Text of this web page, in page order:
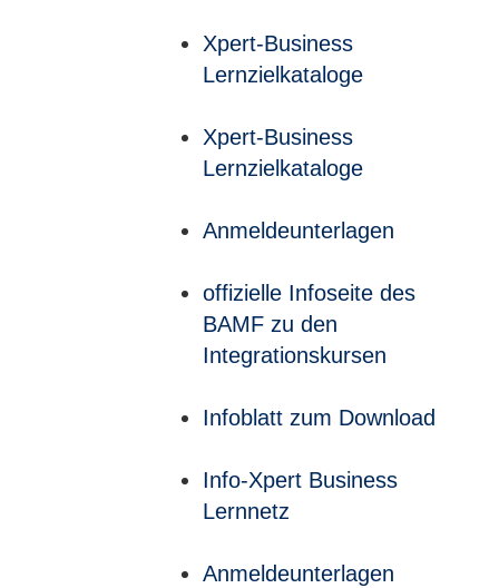
Xpert-Business
Lernzielkataloge
Xpert-Business
Lernzielkataloge
Anmeldeunterlagen
offizielle Infoseite des
BAMF zu den
Integrationskursen
Infoblatt zum Download
Info-Xpert Business
Lernnetz
Anmeldeunterlagen